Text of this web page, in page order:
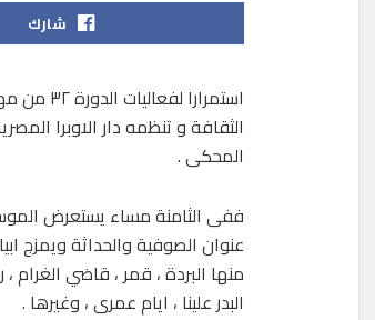
شارك
المحكى .
ففى الثامنة مساء يستعرض
عنوان الصوفية والحداثة ويمزج
منها البردة ، قمر ، قاضي
البدر علينا ، ايام عمرى ، وغيرها .